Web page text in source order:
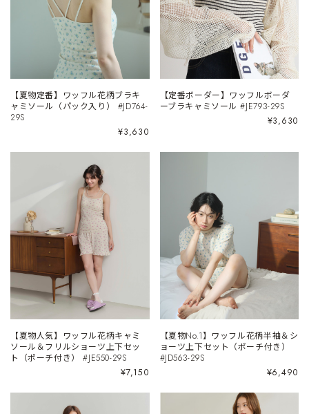
【夏物定番】ワッフル花柄ブラキ
ャミソール（パック入り） #JD764-
29S
¥3,630
【定番ボーダー】ワッフルボーダ
ーブラキャミソール #JE793-29S
¥3,630
【夏物人気】ワッフル花柄キャミ
ソール＆フリルショーツ上下セッ
ト（ポーチ付き） #JE550-29S
¥7,150
【夏物No.1】ワッフル花柄半袖＆シ
ョーツ上下セット（ポーチ付き）
#JD563-29S
¥6,490